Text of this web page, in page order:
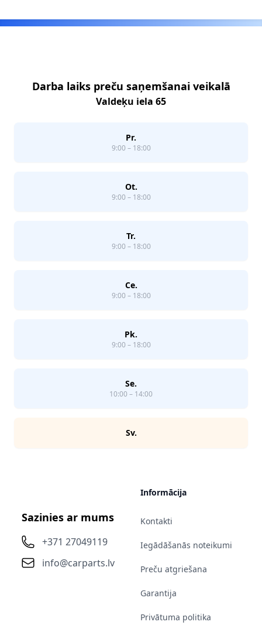
Darba laiks preču saņemšanai veikalā
Valdeķu iela 65
Pr.
9:00 – 18:00
Ot.
9:00 – 18:00
Tr.
9:00 – 18:00
Ce.
9:00 – 18:00
Pk.
9:00 – 18:00
Se.
10:00 – 14:00
Sv.
Sazinies ar mums
+371 27049119
info@carparts.lv
Informācija
Kontakti
Iegādāšanās noteikumi
Preču atgriešana
Garantija
Privātuma politika